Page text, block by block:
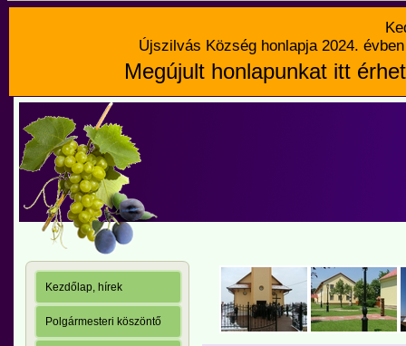
Újszilvás Község honlapja 2024.
Megújult honlapunkat itt
Kezdőlap, hírek
Polgármesteri köszöntő